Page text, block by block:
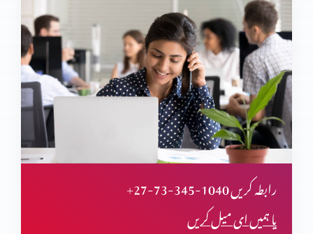
+27-73-345-1040 رابطہ کریں
یا ہمیں ای میل کریں